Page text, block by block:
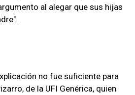
al alegar que sus hijas
no fue suficiente para
de la UFI Genérica, quien